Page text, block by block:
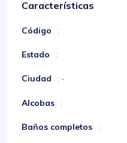
Características
Código :
Estado :
Ciudad : -
Alcobas :
Baños completos :